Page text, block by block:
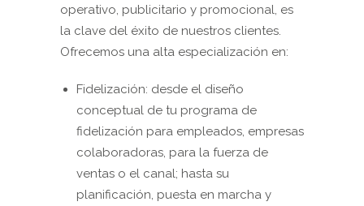
operativo, publicitario y promocional, es
la clave del éxito de nuestros clientes.
Ofrecemos una alta especialización en:
Fidelización: desde el diseño
conceptual de tu programa de
fidelización para empleados, empresas
colaboradoras, para la fuerza de
ventas o el canal; hasta su
planificación, puesta en marcha y